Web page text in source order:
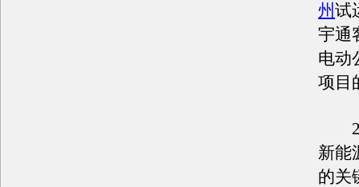
州试
宇通
电动
项目
新能
的关